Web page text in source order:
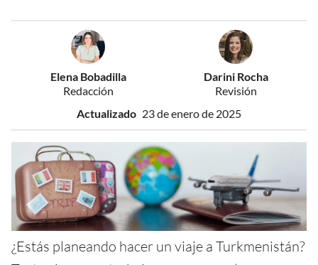
Elena Bobadilla
Redacción
Darini Rocha
Revisión
Actualizado 23 de enero de 2025
¿Estás planeando hacer un viaje a Turkmenistán?